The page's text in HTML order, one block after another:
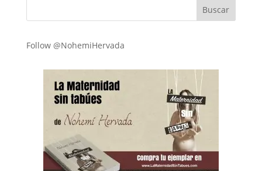
Follow @NohemiHervada